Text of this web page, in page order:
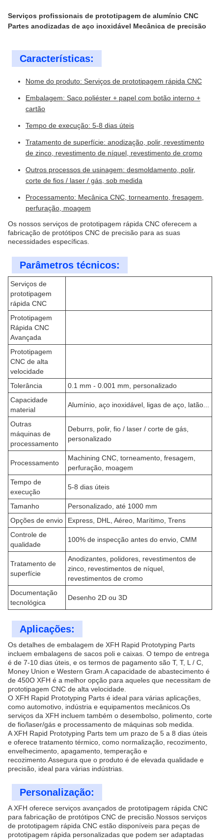
Serviços profissionais de prototipagem de alumínio CNC
Partes anodizadas de aço inoxidável Mecânica de precisão
Características:
Nome do produto: Serviços de prototipagem rápida CNC
Embalagem: Saco poliéster + papel com botão interno +
cartão
Tempo de execução: 5-8 dias úteis
Tratamento de superfície: anodização, polir, revestimento
de zinco, revestimento de níquel, revestimento de cromo
Outros processos de usinagem: desmoldamento, polir,
corte de fios / laser / gás, sob medida
Processamento: Mecânica CNC, torneamento, fresagem,
perfuração, moagem
Os nossos serviços de prototipagem rápida CNC oferecem a
fabricação de protótipos CNC de precisão para as suas
necessidades específicas.
Parâmetros técnicos:
Serviços de
prototipagem
rápida CNC
Prototipagem
Rápida CNC
Avançada
Prototipagem
CNC de alta
velocidade
Tolerância
0.1 mm - 0.001 mm, personalizado
Capacidade
material
Alumínio, aço inoxidável, ligas de aço, latão...
Outras
máquinas de
processamento
Deburrs, polir, fio / laser / corte de gás,
personalizado
Processamento
Machining CNC, torneamento, fresagem,
perfuração, moagem
Tempo de
execução
5-8 dias úteis
Tamanho
Personalizado, até 1000 mm
Opções de envio
Express, DHL, Aéreo, Marítimo, Trens
Controle de
qualidade
100% de inspecção antes do envio, CMM
Tratamento de
superfície
Anodizantes, polidores, revestimentos de
zinco, revestimentos de níquel,
revestimentos de cromo
Documentação
tecnológica
Desenho 2D ou 3D
Aplicações:
Os detalhes de embalagem de XFH Rapid Prototyping Parts
incluem embalagens de sacos poli e caixas. O tempo de entrega
é de 7-10 dias úteis, e os termos de pagamento são T, T, L / C,
Money Union e Western Gram.A capacidade de abastecimento é
de 450O XFH é a melhor opção para aqueles que necessitam de
prototipagem CNC de alta velocidade.
O XFH Rapid Prototyping Parts é ideal para várias aplicações,
como automotivo, indústria e equipamentos mecânicos.Os
serviços da XFH incluem também o desembolso, polimento, corte
de fio/laser/gás e processamento de máquinas sob medida.
A XFH Rapid Prototyping Parts tem um prazo de 5 a 8 dias úteis
e oferece tratamento térmico, como normalização, recozimento,
envelhecimento, apagamento, temperação e
recozimento.Assegura que o produto é de elevada qualidade e
precisão, ideal para várias indústrias.
Personalização:
A XFH oferece serviços avançados de prototipagem rápida CNC
para fabricação de protótipos CNC de precisão.Nossos serviços
de prototipagem rápida CNC estão disponíveis para peças de
prototipagem rápida personalizadas que podem ser adaptadas